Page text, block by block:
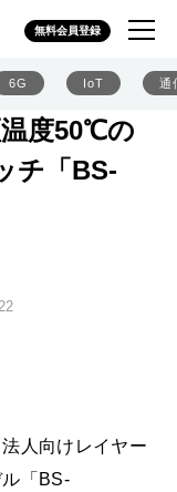
無料会員登録
6G IoT 通
度50℃の
チ「BS-
人向けレイヤー
「BS-